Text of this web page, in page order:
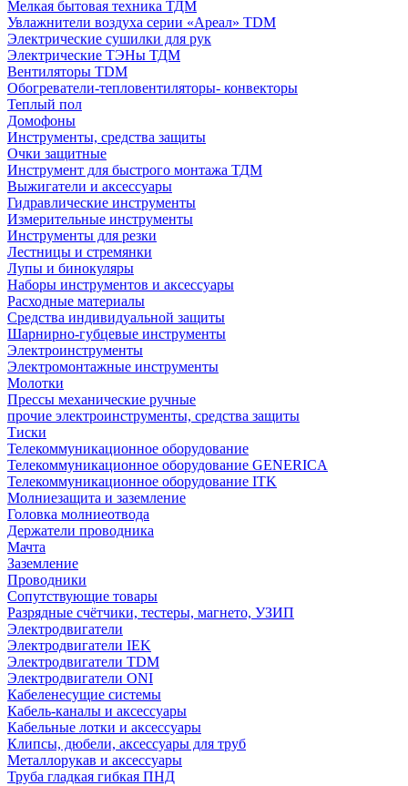
Мелкая бытовая техника ТДМ
Увлажнители воздуха серии «Ареал» TDM
Электрические сушилки для рук
Электрические ТЭНы ТДМ
Вентиляторы TDM
Обогреватели-тепловентиляторы- конвекторы
Теплый пол
Домофоны
Инструменты, средства защиты
Очки защитные
Инструмент для быстрого монтажа ТДМ
Выжигатели и аксессуары
Гидравлические инструменты
Измерительные инструменты
Инструменты для резки
Лестницы и стремянки
Лупы и бинокуляры
Наборы инструментов и аксессуары
Расходные материалы
Средства индивидуальной защиты
Шарнирно-губцевые инструменты
Электроинструменты
Электромонтажные инструменты
Молотки
Прессы механические ручные
прочие электроинструменты, средства защиты
Тиски
Телекоммуникационное оборудование
Телекоммуникационное оборудование GENERICA
Телекоммуникационное оборудование ITK
Молниезащита и заземление
Головка молниеотвода
Держатели проводника
Мачта
Заземление
Проводники
Сопутствующие товары
Разрядные счётчики, тестеры, магнето, УЗИП
Электродвигатели
Электродвигатели IEK
Электродвигатели TDM
Электродвигатели ONI
Кабеленесущие системы
Кабель-каналы и аксессуары
Кабельные лотки и аксессуары
Клипсы, дюбели, аксессуары для труб
Металлорукав и аксессуары
Труба гладкая гибкая ПНД